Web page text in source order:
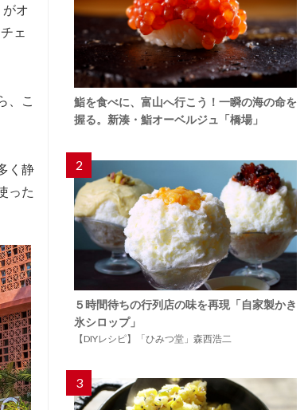
がオ
ェ
、こ
く静
った
鮨を食べに、富山へ行こう！一瞬の海の命を
握る。新湊・鮨オーベルジュ「橋場」
2
５時間待ちの行列店の味を再現「自家製かき
氷シロップ」
【DIYレシピ】「ひみつ堂」森西浩二
3